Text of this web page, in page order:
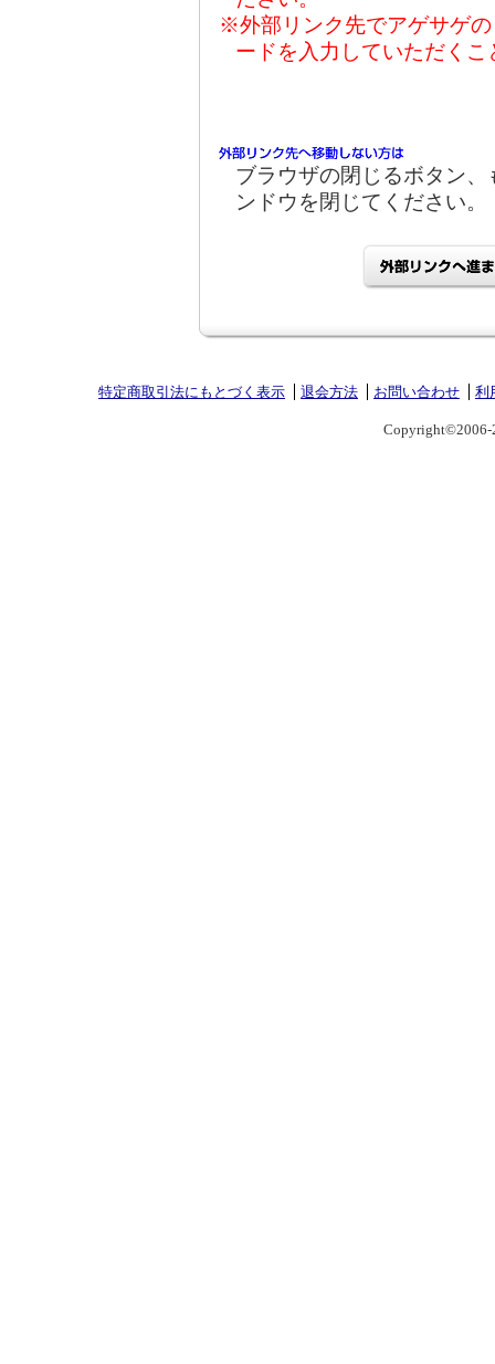
※外部リンク先でアゲサゲ
ードを入力していただく
ブラウザの閉じるボタン
ンドウを閉じてください。
特定商取引法にもとづく表示 退会方法 お問い合わせ 利
Copyright©2006-